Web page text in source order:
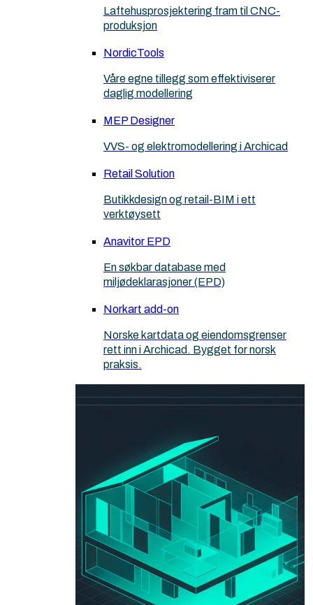
Laftehusprosjektering fram til CNC-
produksjon
NordicTools
Våre egne tillegg som effektiviserer
daglig modellering
MEP Designer
VVS- og elektromodellering i Archicad
Retail Solution
Butikkdesign og retail-BIM i ett
verktøysett
Anavitor EPD
En søkbar database med
miljødeklarasjoner (EPD)
Norkart add-on
Norske kartdata og eiendomsgrenser
rett inn i Archicad. Bygget for norsk
praksis.